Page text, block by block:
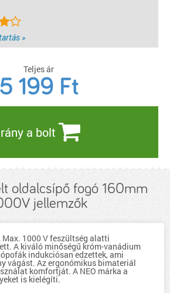
»
Teljes ár
5 199 Ft
a bolt
oldalcsípő fogó 160mm
jellemzők
1000 V feszültség alatti
A kiváló minőségű króm-vanádium
indukciósan edzettek, ami
vágást. Az ergonómikus bimateriál
komfortját. A NEO márka a
is kielégíti.